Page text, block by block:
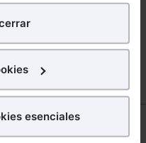
tu experienciaen
con fines publicitarios,
y contenidos de tu
esenciales
VISION